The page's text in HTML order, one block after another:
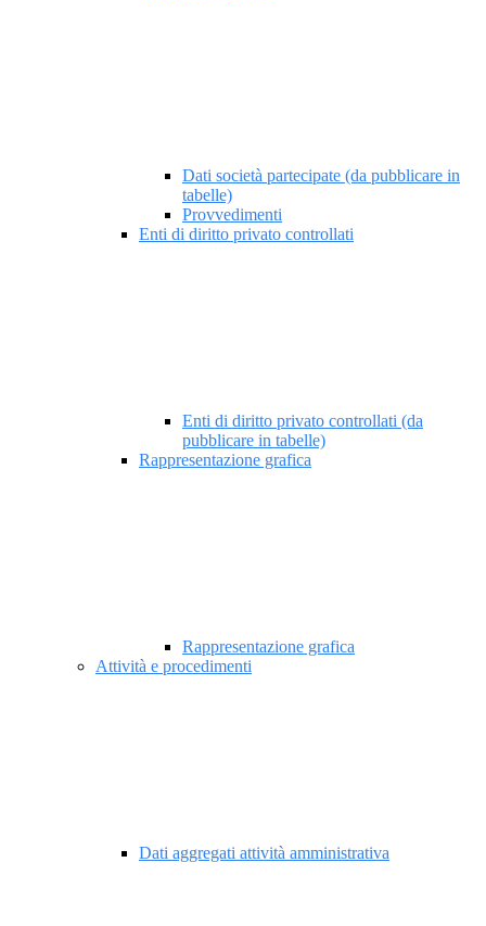
Dati società partecipate (da pubblicare in
tabelle)
Provvedimenti
Enti di diritto privato controllati
Enti di diritto privato controllati (da
pubblicare in tabelle)
Rappresentazione grafica
Rappresentazione grafica
Attività e procedimenti
Dati aggregati attività amministrativa